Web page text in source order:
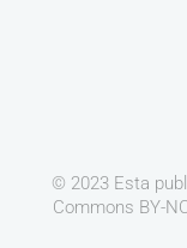
© 2023 Esta
Commons BY-